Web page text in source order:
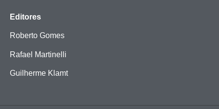
Editores
Roberto Gomes
Rafael Martinelli
Guilherme Klamt